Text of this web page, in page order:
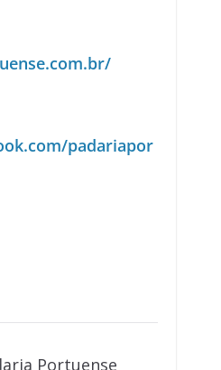
padariapor
Portuense